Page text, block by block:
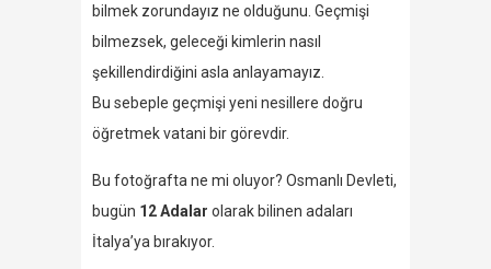
bilmek zorundayız ne olduğunu. Geçmişi
bilmezsek, geleceği kimlerin nasıl
şekillendirdiğini asla anlayamayız.
Bu sebeple geçmişi yeni nesillere doğru
öğretmek vatani bir görevdir.
Bu fotoğrafta ne mi oluyor? Osmanlı Devleti,
bugün 12 Adalar olarak bilinen adaları
İtalya’ya bırakıyor.